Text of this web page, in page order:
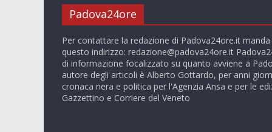
Padova24ore
Per contattare la redazione di Padova24ore.it
questo indirizzo: redazione@padova24ore.it
di informazione focalizzato su quanto avviene a
autore degli articoli è Alberto Gottardo, per anni
cronaca nera e politica per l'Agenzia Ansa e per le
Gazzettino e Corriere del Veneto